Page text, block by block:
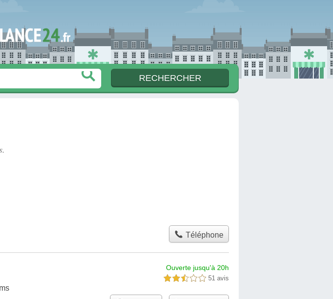
.
Téléphone
Ouverte jusqu'à 20h
2,5 étoiles sur 5 51 avis